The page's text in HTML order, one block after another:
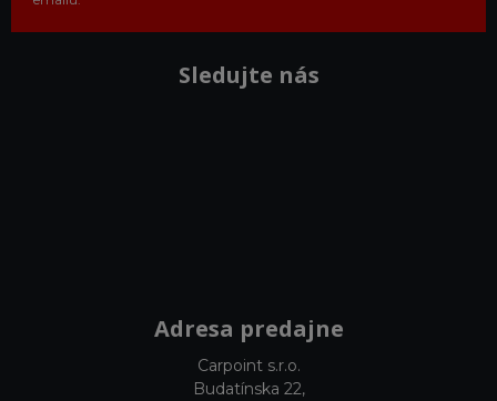
Sledujte nás
Adresa predajne
Carpoint s.r.o.
Budatínska 22,